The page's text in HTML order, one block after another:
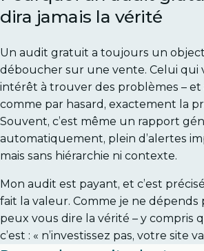
dira jamais la vérité
Un audit gratuit a toujours un
déboucher sur une vente. Celui qui
intérêt à trouver des problèmes – et
comme par hasard, exactement la
Souvent, c’est même un rapport
automatiquement, plein d’alertes
mais sans hiérarchie ni contexte.
Mon audit est payant, et c’est
fait la valeur. Comme je ne dépends
peux vous dire la vérité – y compris
c’est : « n’investissez pas, votre site